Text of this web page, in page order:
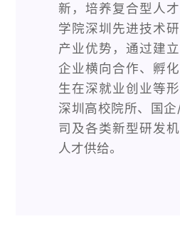
新，培养复合型人
学院深圳先进技术
产业优势，通过建
企业横向合作、孵
生在深就业创业等
深圳高校院所、国
司及各类新型研发
人才供给。